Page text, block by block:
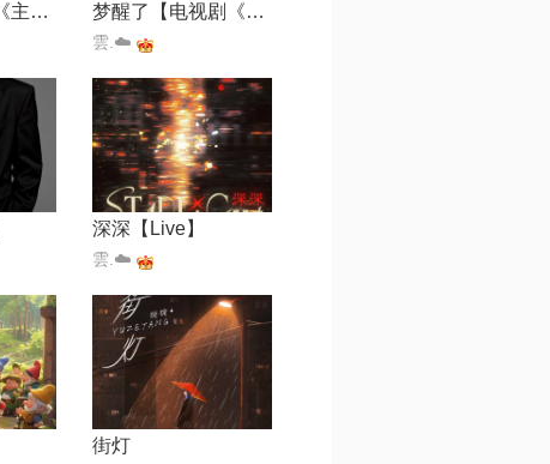
主角【电视剧《主角》主题曲】 梦醒了【电视剧《主角》片尾曲】
雲.☁️
深深【Live】
雲.☁️
街灯